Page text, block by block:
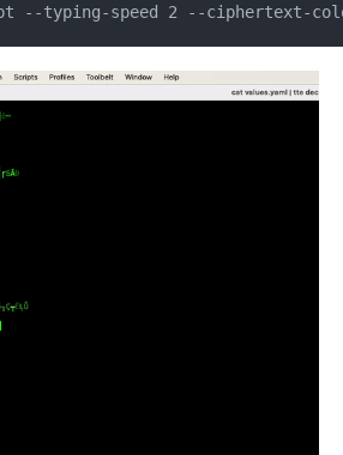
--typing-speed 2 --ciphertext-